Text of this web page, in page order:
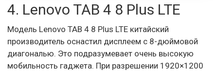
4. Lenovo TAB 4 8 Plus LTE
Модель Lenovo TAB 4 8 Plus LTE китайский
производитель оснастил дисплеем с 8-дюймовой
диагональю. Это подразумевает очень высокую
мобильность гаджета. При разрешении 1920×1200